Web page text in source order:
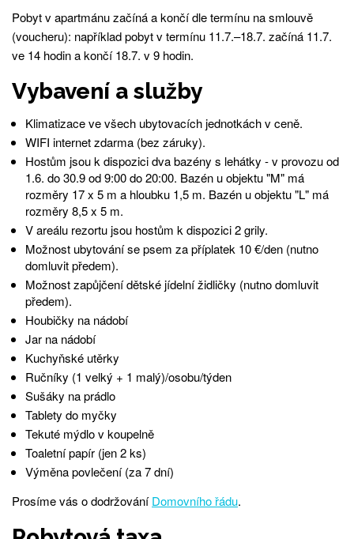
Pobyt v apartmánu začíná a končí dle termínu na smlouvě
(voucheru): například pobyt v termínu 11.7.–18.7. začíná 11.7.
ve 14 hodin a končí 18.7. v 9 hodin.
Vybavení a služby
Klimatizace ve všech ubytovacích jednotkách v ceně.
WIFI internet zdarma (bez záruky).
Hostům jsou k dispozici dva bazény s lehátky - v provozu od
1.6. do 30.9 od 9:00 do 20:00. Bazén u objektu "M" má
rozměry 17 x 5 m a hloubku 1,5 m. Bazén u objektu "L" má
rozměry 8,5 x 5 m.
V areálu rezortu jsou hostům k dispozici 2 grily.
Možnost ubytování se psem za příplatek 10 €/den (nutno
domluvit předem).
Možnost zapůjčení dětské jídelní židličky (nutno domluvit
předem).
Houbičky na nádobí
Jar na nádobí
Kuchyňské utěrky
Ručníky (1 velký + 1 malý)/osobu/týden
Sušáky na prádlo
Tablety do myčky
Tekuté mýdlo v koupelně
Toaletní papír (jen 2 ks)
Výměna povlečení (za 7 dní)
Prosíme vás o dodržováníDomovního řádu.